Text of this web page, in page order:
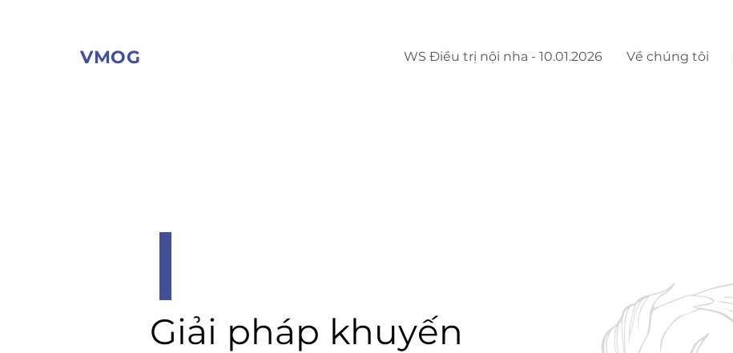
VMOG WS Điều trị nội nha - 10.01.2026 Về chúng tôi
Giải pháp khuyến